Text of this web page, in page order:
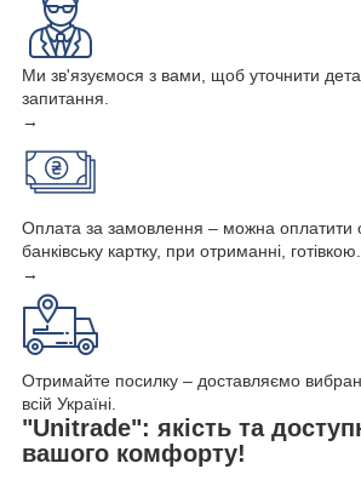
Ми зв'язуємося з вами, щоб уточнити
запитання.
→
Оплата за замовлення – можна оплатити
банківську картку, при отриманні, готівкою.
→
Отримайте посилку – доставляємо
всій Україні.
"Unitrade": якість та
вашого комфорту!